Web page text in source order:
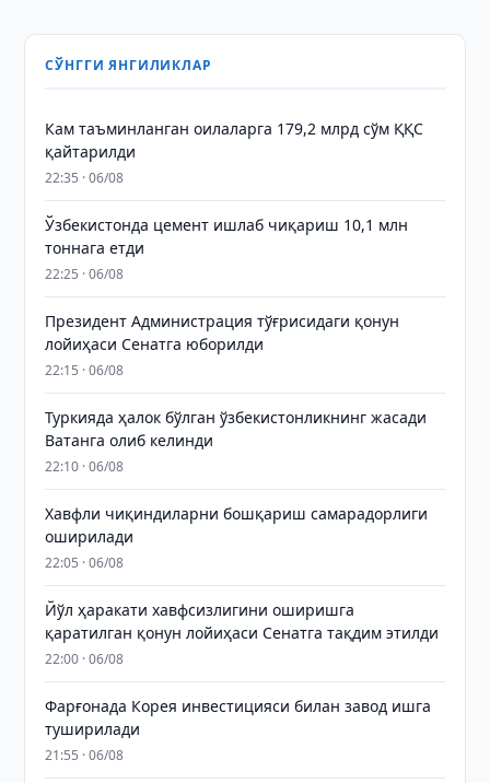
СЎНГГИ ЯНГИЛИКЛАР
Кам таъминланган оилаларга 179,2 млрд сўм ҚҚС
қайтарилди
22:35 · 06/08
Ўзбекистонда цемент ишлаб чиқариш 10,1 млн
тоннага етди
22:25 · 06/08
Президент Администрация тўғрисидаги қонун
лойиҳаси Сенатга юборилди
22:15 · 06/08
Туркияда ҳалок бўлган ўзбекистонликнинг жасади
Ватанга олиб келинди
22:10 · 06/08
Хавфли чиқиндиларни бошқариш самарадорлиги
оширилади
22:05 · 06/08
Йўл ҳаракати хавфсизлигини оширишга
қаратилган қонун лойиҳаси Сенатга тақдим этилди
22:00 · 06/08
Фарғонада Корея инвестицияси билан завод ишга
туширилади
21:55 · 06/08